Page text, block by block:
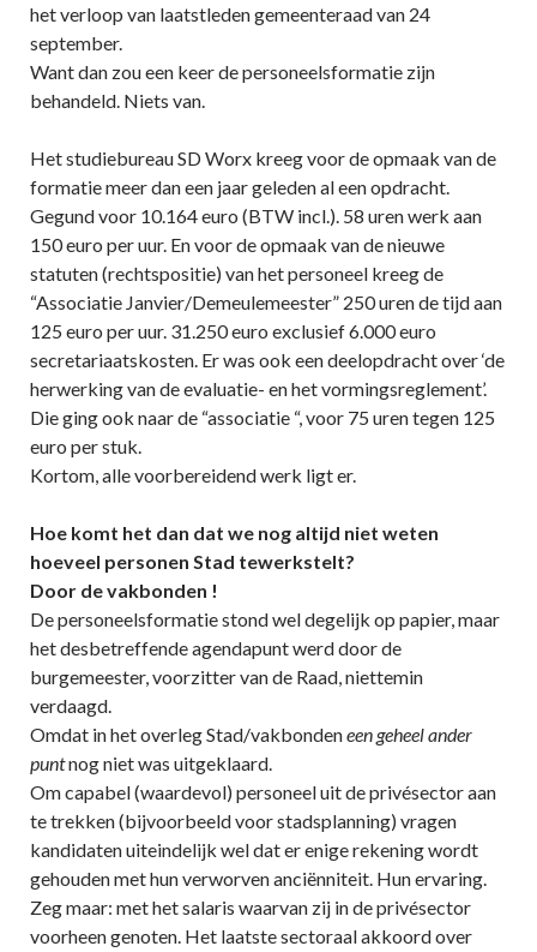
het verloop van laatstleden gemeenteraad van 24
september.
Want dan zou een keer de personeelsformatie zijn
behandeld. Niets van.
Het studiebureau SD Worx kreeg voor de opmaak van de
formatie meer dan een jaar geleden al een opdracht.
Gegund voor 10.164 euro (BTW incl.). 58 uren werk aan
150 euro per uur. En voor de opmaak van de nieuwe
statuten (rechtspositie) van het personeel kreeg de
“Associatie Janvier/Demeulemeester” 250 uren de tijd aan
125 euro per uur. 31.250 euro exclusief 6.000 euro
secretariaatskosten. Er was ook een deelopdracht over ‘de
herwerking van de evaluatie- en het vormingsreglement’.
Die ging ook naar de “associatie “, voor 75 uren tegen 125
euro per stuk.
Kortom, alle voorbereidend werk ligt er.
Hoe komt het dan dat we nog altijd niet weten
hoeveel personen Stad tewerkstelt?
Door de vakbonden !
De personeelsformatie stond wel degelijk op papier, maar
het desbetreffende agendapunt werd door de
burgemeester, voorzitter van de Raad, niettemin
verdaagd.
Omdat in het overleg Stad/vakbondeneen geheel ander
puntnog niet was uitgeklaard.
Om capabel (waardevol) personeel uit de privésector aan
te trekken (bijvoorbeeld voor stadsplanning) vragen
kandidaten uiteindelijk wel dat er enige rekening wordt
gehouden met hun verworven anciënniteit. Hun ervaring.
Zeg maar: met het salaris waarvan zij in de privésector
voorheen genoten. Het laatste sectoraal akkoord over